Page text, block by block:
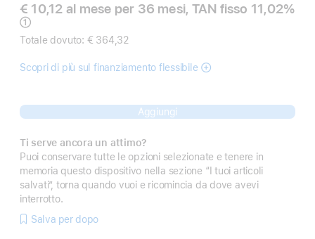
€ 10,12 al mese per 36 mesi, TAN fisso 11,02%
Nota
①
Totale dovuto: € 364,32
Scopri di più sul finanziamento flessibile
Aggiungi
Ti serve ancora un attimo?
Puoi conservare tutte le opzioni selezionate e tenere in
memoria questo dispositivo nella sezione “I tuoi articoli
salvati”, torna quando vuoi e ricomincia da dove avevi
interrotto.
Salva per dopo